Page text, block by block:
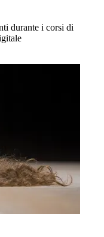
durante i corsi di